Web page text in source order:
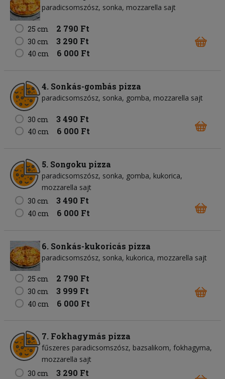
paradicsomszósz sonka mozzarella sajt
25 cm 2 790 Ft
30 cm 3 290 Ft
40 cm 6 000 Ft
4. Sonkás-gombás pizza
paradicsomszósz sonka gomba mozzarella sajt
30 cm 3 490 Ft
40 cm 6 000 Ft
5. Songoku pizza
paradicsomszósz sonka gomba kukorica
mozzarella sajt
30 cm
3 490 Ft
40 cm 6 000 Ft
6. Sonkás-kukoricás pizza
paradicsomszósz sonka kukorica mozzarella sajt
25 cm 2 790 Ft
30 cm 3 999 Ft
40 cm 6 000 Ft
7. Fokhagymás pizza
fűszeres paradicsomszósz bazsalikom fokhagyma
mozzarella sajt
30 cm
3 290 Ft